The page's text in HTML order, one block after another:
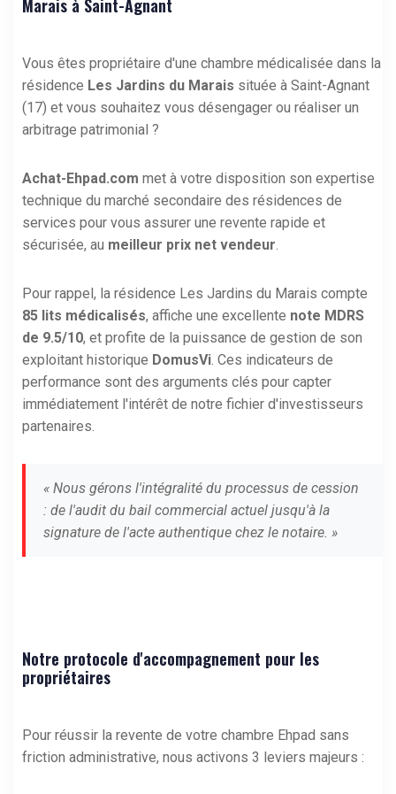
Marais à Saint-Agnant
Vous êtes propriétaire d'une chambre médicalisée dans la
résidence Les Jardins du Marais située à Saint-Agnant
(17) et vous souhaitez vous désengager ou réaliser un
arbitrage patrimonial ?
Achat-Ehpad.com met à votre disposition son expertise
technique du marché secondaire des résidences de
services pour vous assurer une revente rapide et
sécurisée, au meilleur prix net vendeur.
Pour rappel, la résidence Les Jardins du Marais compte
85 lits médicalisés, affiche une excellente note MDRS
de 9.5/10, et profite de la puissance de gestion de son
exploitant historique DomusVi. Ces indicateurs de
performance sont des arguments clés pour capter
immédiatement l'intérêt de notre fichier d'investisseurs
partenaires.
« Nous gérons l'intégralité du processus de cession
: de l'audit du bail commercial actuel jusqu'à la
signature de l'acte authentique chez le notaire. »
Notre protocole d'accompagnement pour les
propriétaires
Pour réussir la revente de votre chambre Ehpad sans
friction administrative, nous activons 3 leviers majeurs :